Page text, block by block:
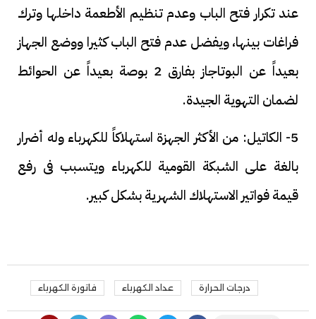
عند تكرار فتح الباب وعدم تنظيم الأطعمة داخلها وترك
فراغات بينها، ويفضل عدم فتح الباب كثيرا ووضع الجهاز
بعيداً عن البوتاجاز بفارق 2 بوصة بعيداً عن الحوائط
لضمان التهوية الجيدة.
5- الكاتيل: من الأكثر الجهزة استهلاكاً للكهرباء وله أضرار
بالغة على الشبكة القومية للكهرباء ويتسبب فى رفع
قيمة فواتير الاستهلاك الشهرية بشكل كبير.
درجات الحرارة عداد الكهرباء فاتورة الكهرباء